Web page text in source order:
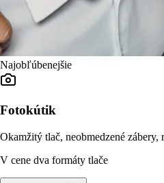
Najobľúbenejšie
Fotokútik
Okamžitý tlač, neobmedzené
V cene dva formáty tlače